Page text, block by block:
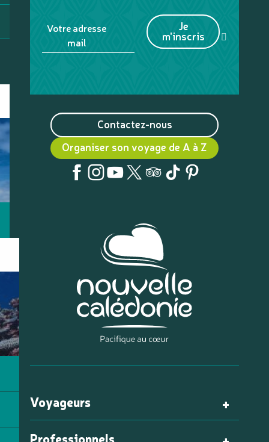
Votre adresse
mail
Je
m'inscris
Contactez-nous
Organiser son voyage de A à Z
Voyageurs
Professionnels